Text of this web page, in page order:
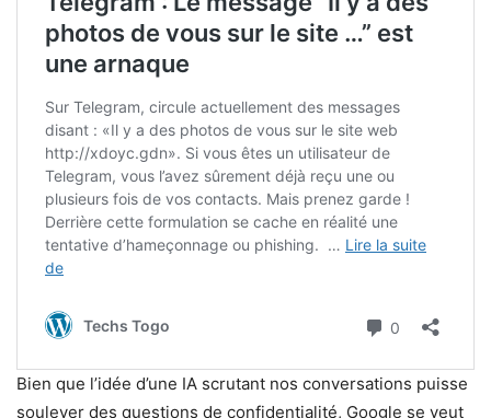
Bien que l’idée d’une IA scrutant nos conversations puisse
soulever des questions de confidentialité, Google se veut